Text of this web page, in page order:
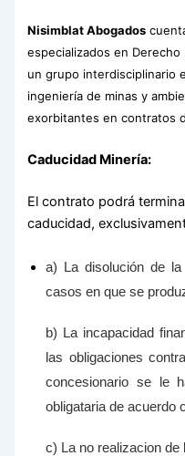
Nisimblat Abogados
especializados en
un grupo interdisciplinario
ingeniería de minas y
exorbitantes en contratos
Caducidad Minería:
El contrato podrá
caducidad,
a) La disolución de
casos en que se
b) La incapacidad
las obligaciones
concesionario se le
obligataria de acuerdo
c) La no realizacion